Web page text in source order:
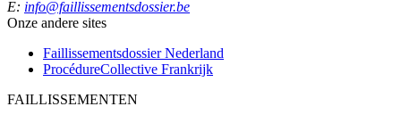
E: info@faillissementsdossier.be
Onze andere sites
Faillissementsdossier Nederland
ProcédureCollective Frankrijk
FAILLISSEMENTEN